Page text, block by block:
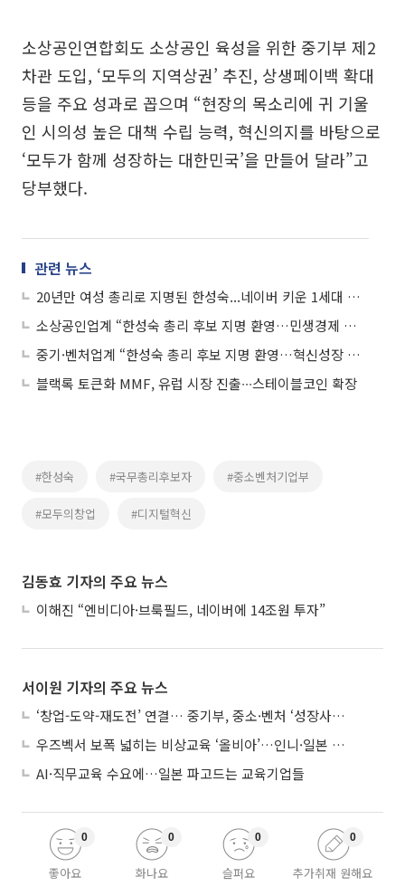
소상공인연합회도 소상공인 육성을 위한 중기부 제2
차관 도입, ‘모두의 지역상권’ 추진, 상생페이백 확대
등을 주요 성과로 꼽으며 “현장의 목소리에 귀 기울
인 시의성 높은 대책 수립 능력, 혁신의지를 바탕으로
‘모두가 함께 성장하는 대한민국’을 만들어 달라”고
당부했다.
관련 뉴스
20년만 여성 총리로 지명된 한성숙...네이버 키운 1세대 벤처 기업인
소상공인업계 “한성숙 총리 후보 지명 환영…민생경제 적임자”
중기·벤처업계 “한성숙 총리 후보 지명 환영…혁신성장 적임자”
블랙록 토큰화 MMF, 유럽 시장 진출∙∙∙스테이블코인 확장
#한성숙 #국무총리후보자 #중소벤처기업부
#모두의창업 #디지털혁신
김동효 기자의 주요 뉴스
이해진 “엔비디아·브룩필드, 네이버에 14조원 투자”
서이원 기자의 주요 뉴스
‘창업-도약-재도전’ 연결… 중기부, 중소·벤처 ‘성장사다리’ 짓는다
우즈벡서 보폭 넓히는 비상교육 ‘올비아’…인니·일본 진출 타진
AI·직무교육 수요에…일본 파고드는 교육기업들
좋아요
0
화나요
0
슬퍼요
0
추가취재 원해요
0